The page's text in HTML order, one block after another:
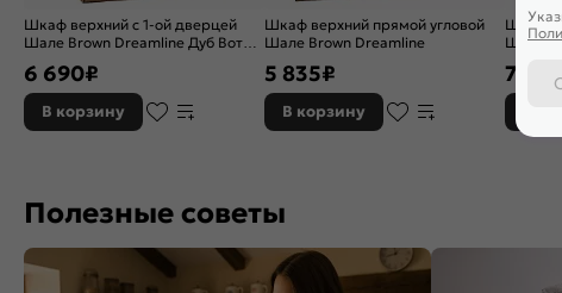
Шкаф верхний с 1-ой дверцей
Шале Brown Dreamline Дуб Вотан
6 690₽
В корзину
Шкаф верхний прямой угловой
Шале Brown Dreamline
5 835₽
В корзину
Шкаф
Шале
7 245
Полезные советы